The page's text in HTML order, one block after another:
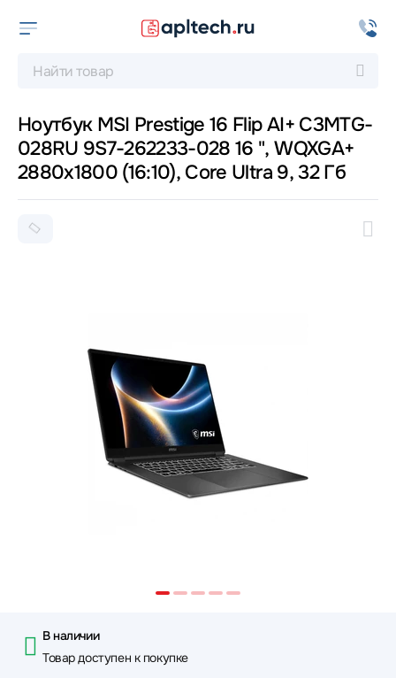
Ноутбук MSI Prestige 16 Flip AI+ C3MTG-
028RU 9S7-262233-028 16 ", WQXGA+
2880x1800 (16:10), Core Ultra 9, 32 Гб
В наличии
Товар доступен к покупке